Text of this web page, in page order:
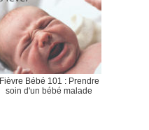
Fièvre Bébé 101 : Prendre
soin d'un bébé malade